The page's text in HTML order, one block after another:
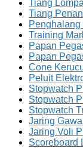
Tiang
Tiang
Training
Papan
Papan
Cone
Peluit
Stopwatch
Stopwatch
Stopwatch
Jaring
Jaring Voli
Scoreboard